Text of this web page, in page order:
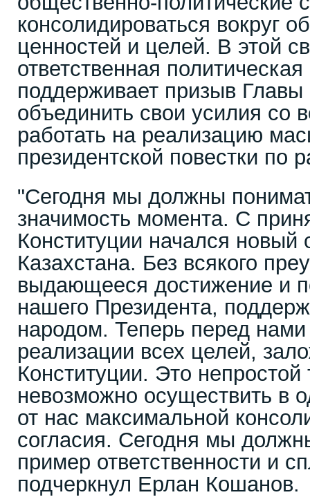
консолидироваться вокруг
ценностей и целей. В этой
ответственная
поддерживает призыв Главы
объединить свои усилия со
работать на реализацию
президентской повестки
"Сегодня мы должны
значимость момента. С
Конституции начался новый
Казахстана. Без всякого
выдающееся достижение и
нашего Президента,
народом. Теперь перед нами
реализации всех целей,
Конституции. Это непростой
невозможно осуществить в
от нас максимальной
согласия. ​Сегодня мы
пример ответственности и
подчеркнул Ерлан Кошанов.